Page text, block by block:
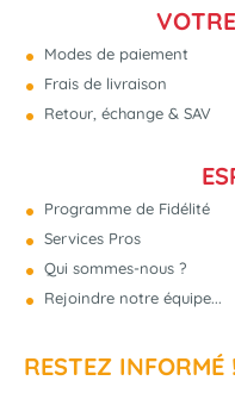
Modes de paiement
Frais de livraison
Retour, échange & SAV
Programme de Fidélité
Services Pros
Qui sommes-nous ?
Rejoindre notre équipe...
RESTEZ INFORMÉ !